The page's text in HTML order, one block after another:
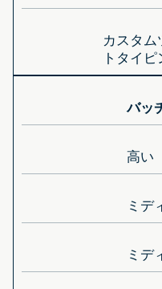
カスタム
トタイピ
バッ
高い
ミデ
ミデ